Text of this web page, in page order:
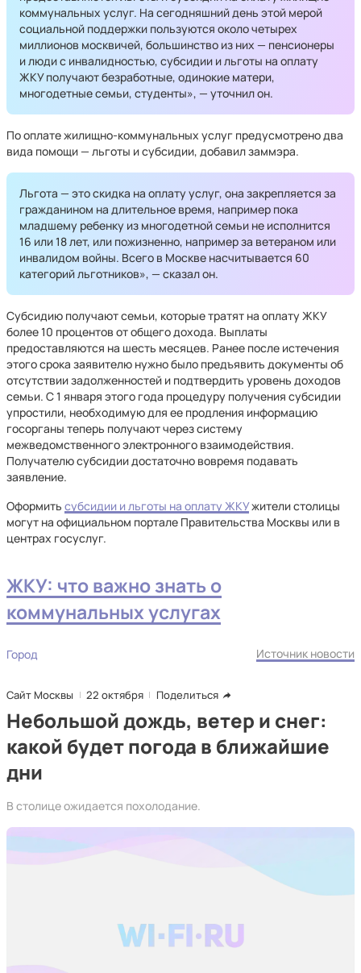
коммунальных услуг. На сегодняшний день этой мерой
социальной поддержки пользуются около четырех
миллионов москвичей, большинство из них — пенсионеры
и люди с инвалидностью, субсидии и льготы на оплату
ЖКУ получают безработные, одинокие матери,
многодетные семьи, студенты», — уточнил он.
По оплате жилищно-коммунальных услуг предусмотрено два
вида помощи — льготы и субсидии, добавил заммэра.
Льгота — это скидка на оплату услуг, она закрепляется за
гражданином на длительное время, например пока
младшему ребенку из многодетной семьи не исполнится
16 или 18 лет, или пожизненно, например за ветераном или
инвалидом войны. Всего в Москве насчитывается 60
категорий льготников», — сказал он.
Субсидию получают семьи, которые тратят на оплату ЖКУ
более 10 процентов от общего дохода. Выплаты
предоставляются на шесть месяцев. Ранее после истечения
этого срока заявителю нужно было предъявить документы об
отсутствии задолженностей и подтвердить уровень доходов
семьи. С 1 января этого года процедуру получения субсидии
упростили, необходимую для ее продления информацию
госорганы теперь получают через систему
межведомственного электронного взаимодействия.
Получателю субсидии достаточно вовремя подавать
заявление.
Оформить субсидии и льготы на оплату ЖКУжители столицы
могут на официальном портале Правительства Москвы или в
центрах госуслуг.
ЖКУ: что важно знать о
коммунальных услугах
Город Источник новости
Сайт Москвы 22 октября Поделиться
Небольшой дождь, ветер и снег:
какой будет погода в ближайшие
дни
В столице ожидается похолодание.